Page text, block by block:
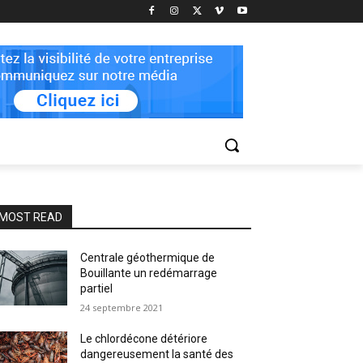
READ
Centrale géothermique de
Bouillante un redémarrage
partiel
24 septembre 2021
Le chlordécone détériore
dangereusement la santé des